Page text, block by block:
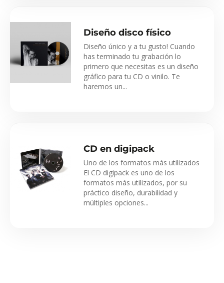
Diseño disco físico
Diseño único y a tu gusto! Cuando
has terminado tu grabación lo
primero que necesitas es un diseño
gráfico para tu CD o vinilo. Te
haremos un...
CD en digipack
Uno de los formatos más utilizados
El CD digipack es uno de los
formatos más utilizados, por su
práctico diseño, durabilidad y
múltiples opciones...